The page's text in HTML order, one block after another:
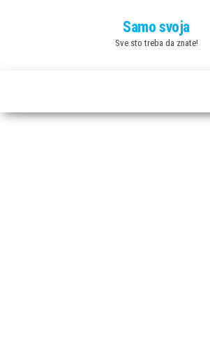
Samo svoja
Sve sto treba da znate!